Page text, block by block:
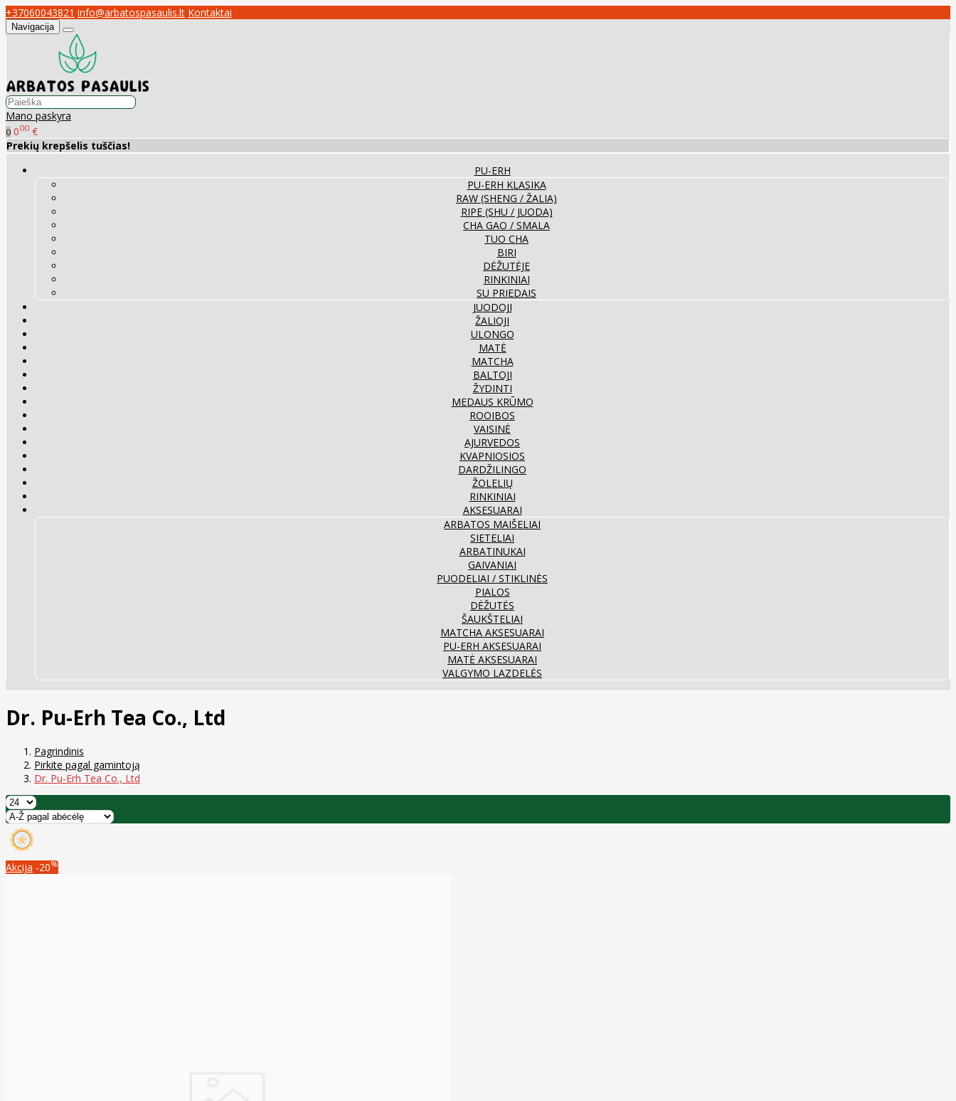
+37060043821 info@arbatospasaulis.lt Kontaktai
Navigacija
Mano paskyra
0 000 €
Prekių krepšelis tuščias!
PU-ERH
PU-ERH KLASIKA
RAW (SHENG / ŽALIA)
RIPE (SHU / JUODA)
CHA GAO / SMALA
TUO CHA
BIRI
DĖŽUTĖJE
RINKINIAI
SU PRIEDAIS
JUODOJI
ŽALIOJI
ULONGO
MATĖ
MATCHA
BALTOJI
ŽYDINTI
MEDAUS KRŪMO
ROOIBOS
VAISINĖ
AJURVEDOS
KVAPNIOSIOS
DARDŽILINGO
ŽOLELIŲ
RINKINIAI
AKSESUARAI
ARBATOS MAIŠELIAI
SIETELIAI
ARBATINUKAI
GAIVANIAI
PUODELIAI / STIKLINĖS
PIALOS
DĖŽUTĖS
ŠAUKŠTELIAI
MATCHA AKSESUARAI
PU-ERH AKSESUARAI
MATĖ AKSESUARAI
VALGYMO LAZDELĖS
Dr. Pu-Erh Tea Co., Ltd
Pagrindinis
Pirkite pagal gamintoją
Dr. Pu-Erh Tea Co., Ltd
Akcija -20%